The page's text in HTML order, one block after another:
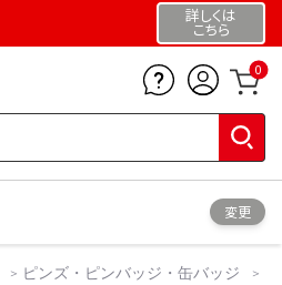
詳しくは
こちら
0
変更
ピンズ・ピンバッジ・缶バッジ